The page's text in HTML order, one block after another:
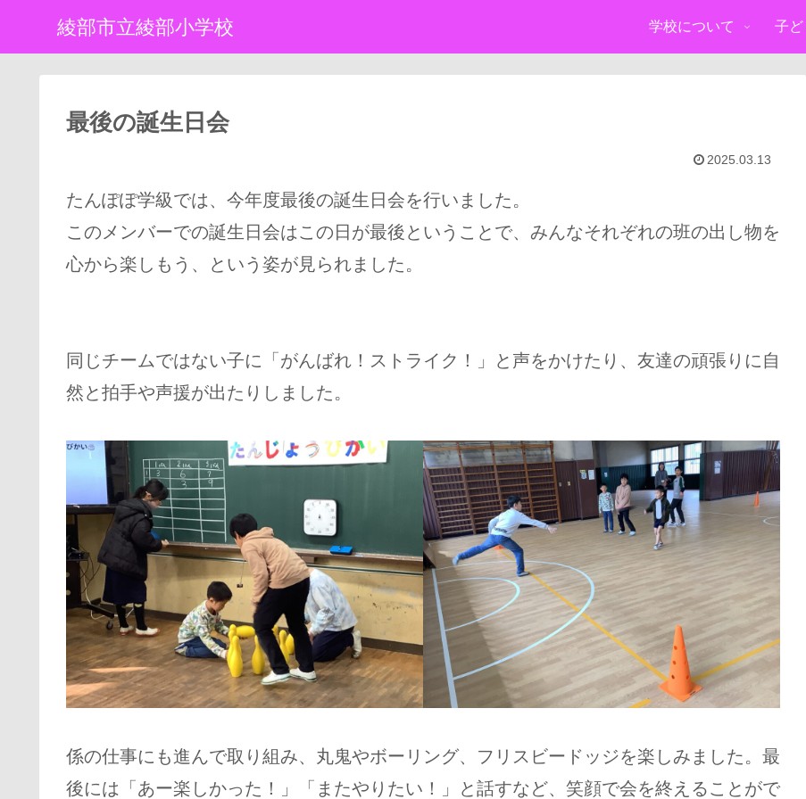
綾部市立綾部小学校 学校について 子ど
最後の誕生日会
2025.03.13
たんぽぽ学級では、今年度最後の誕生日会を行いました。
このメンバーでの誕生日会はこの日が最後ということで、みんなそれぞれの班の出し物を
心から楽しもう、という姿が見られました。
同じチームではない子に「がんばれ！ストライク！」と声をかけたり、友達の頑張りに自
然と拍手や声援が出たりしました。
係の仕事にも進んで取り組み、丸鬼やボーリング、フリスビードッジを楽しみました。最
後には「あー楽しかった！」「またやりたい！」と話すなど、笑顔で会を終えることがで